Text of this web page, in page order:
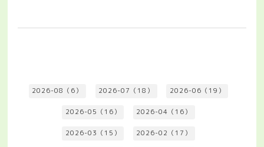
2026-08（6） 2026-07（18） 2026-06（19）
2026-05（16） 2026-04（16）
2026-03（15） 2026-02（17）